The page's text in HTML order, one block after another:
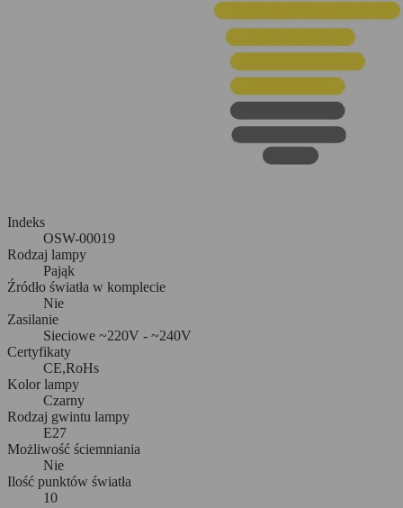
Indeks
OSW-00019
Rodzaj lampy
Pająk
Źródło światła w komplecie
Nie
Zasilanie
Sieciowe ~220V - ~240V
Certyfikaty
CE,RoHs
Kolor lampy
Czarny
Rodzaj gwintu lampy
E27
Możliwość ściemniania
Nie
Ilość punktów światła
10